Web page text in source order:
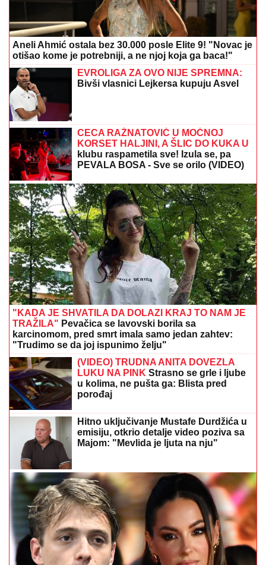
Aneli Ahmić ostala bez 30.000 posle Elite 9! "Novac je
otišao kome je potrebniji, a ne njoj koja ga baca!"
EVROLIGA ZA OVO NIJE SPREMNA:
Bivši vlasnici Lejkersa kupuju Asvel
CECA RAŽNATOVIĆ U MOĆNOJ
KORSET HALJINI, A ŠLIC DO KUKA U
klubu raspametila sve! Izula se, pa
PEVALA BOSA - Sve se orilo (VIDEO)
"KADA JE SHVATILA DA DOLAZI KRAJ TO NAM JE
TRAŽILA" Pevačica se lavovski borila sa
karcinomom, pred smrt imala samo jedan zahtev:
"Trudimo se da joj ispunimo želju"
(VIDEO) TRUDNA ANITA DOVEZLA
LUKU NA PINK Strasno se grle i ljube
u kolima, ne pušta ga: Blista pred
porođaj
Hitno uključivanje Mustafe Durdžića u
emisiju, otkrio detalje video poziva sa
Majom: "Mevlida je ljuta na nju"